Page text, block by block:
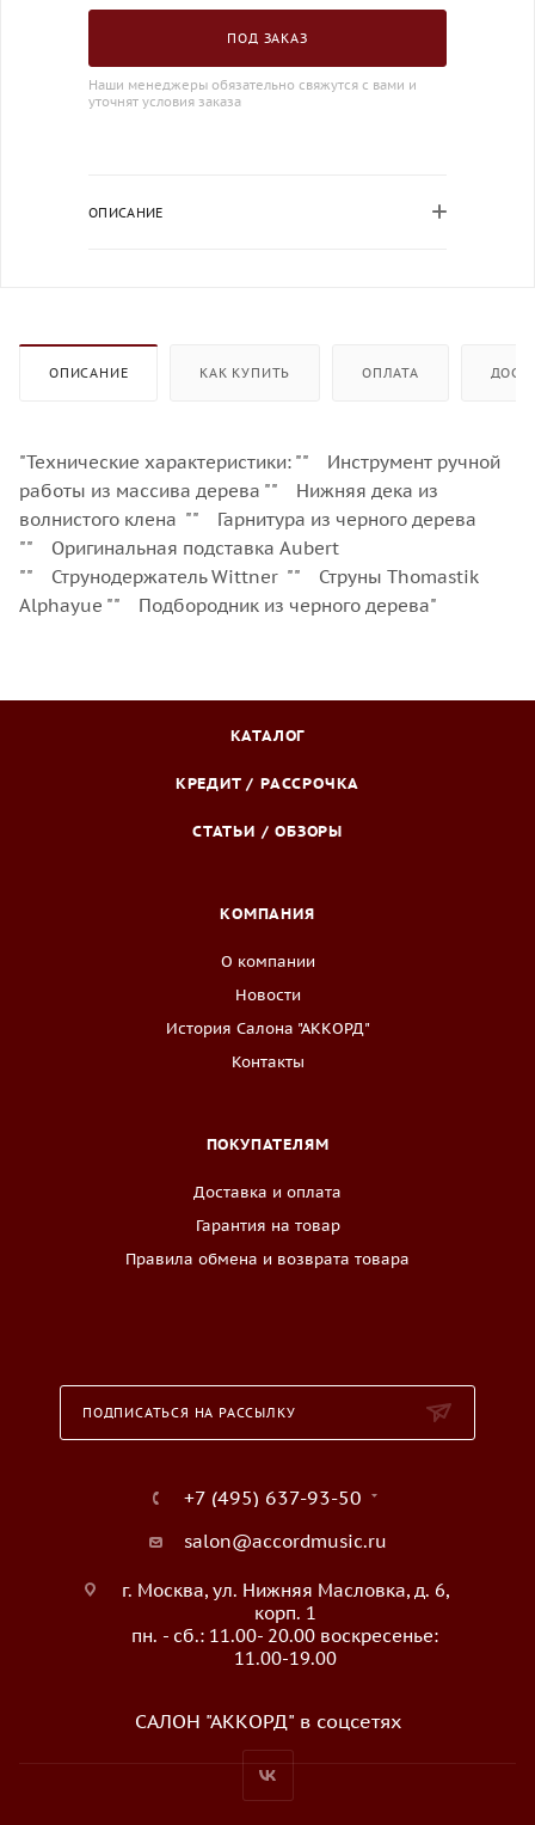
ПОД ЗАКАЗ
Наши менеджеры обязательно свяжутся с вами и
уточнят условия заказа
ОПИСАНИЕ
ОПИСАНИЕ КАК КУПИТЬ ОПЛАТА
"Технические характеристики: "" Инструмент ручной
работы из массива дерева "" Нижняя дека из
волнистого клена "" Гарнитура из черного дерева
"" Оригинальная подставка Aubert
"" Струнодержатель Wittner "" Струны Thomastik
Alphayue "" Подбородник из черного дерева"
КАТАЛОГ
КРЕДИТ / РАССРОЧКА
СТАТЬИ / ОБЗОРЫ
КОМПАНИЯ
О компании
Новости
История Салона "АККОРД"
Контакты
ПОКУПАТЕЛЯМ
Доставка и оплата
Гарантия на товар
Правила обмена и возврата товара
ПОДПИСАТЬСЯ НА РАССЫЛКУ
+7 (495) 637-93-50
salon@accordmusic.ru
г. Москва, ул. Нижняя Масловка, д. 6,
корп. 1
пн. - сб.: 11.00- 20.00 воскресенье:
11.00-19.00
САЛОН "АККОРД" в соцсетях